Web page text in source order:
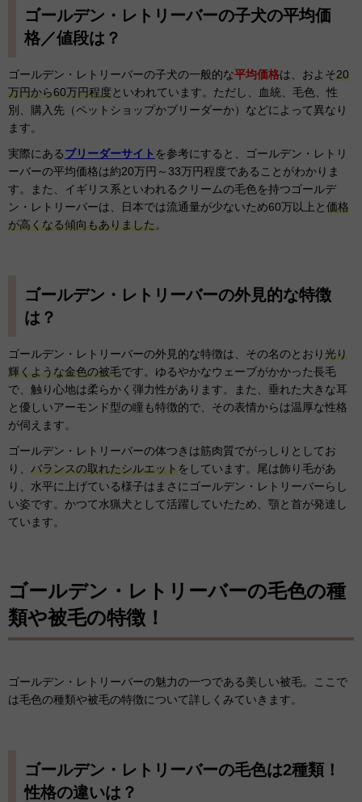
ゴールデン・レトリーバーの子犬の平均価
格／値段は？
ゴールデン・レトリーバーの子犬の一般的な平均価格は、およそ20
万円から60万円程度といわれています。ただし、血統、毛色、性
別、購入先（ペットショップかブリーダーか）などによって異なり
ます。
実際にあるブリーダーサイト を参考にすると、ゴールデン・レトリ
ーバーの平均価格は約20万円～33万円程度であることがわかりま
す。また、イギリス系といわれるクリームの毛色を持つゴールデ
ン・レトリーバーは、日本では流通量が少ないため60万以上と価格
が高くなる傾向もありました。
ゴールデン・レトリーバーの外見的な特徴
は？
ゴールデン・レトリーバーの外見的な特徴は、その名のとおり光り
輝くような金色の被毛です。ゆるやかなウェーブがかかった長毛
で、触り心地は柔らかく弾力性があります。また、垂れた大きな耳
と優しいアーモンド型の瞳も特徴的で、その表情からは温厚な性格
が伺えます。
ゴールデン・レトリーバーの体つきは筋肉質でがっしりとしてお
り、 バランスの取れたシルエットをしています。尾は飾り毛があ
り、水平に上げている様子はまさにゴールデン・レトリーバーらし
い姿です。かつて水猟犬として活躍していたため、顎と首が発達し
ています。
ゴールデン・レトリーバーの毛色の種
類や被毛の特徴！
ゴールデン・レトリーバーの魅力の一つである美しい被毛。ここで
は毛色の種類や被毛の特徴について詳しくみていきます。
ゴールデン・レトリーバーの毛色は2種類！
性格の違いは？